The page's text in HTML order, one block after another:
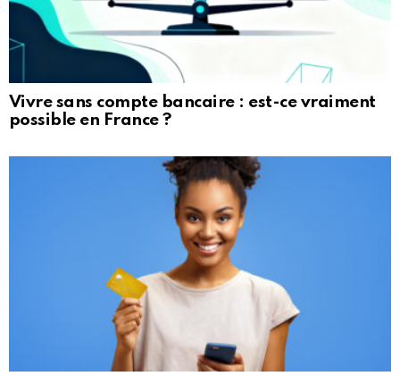
Vivre sans compte bancaire : est-ce vraiment
possible en France ?